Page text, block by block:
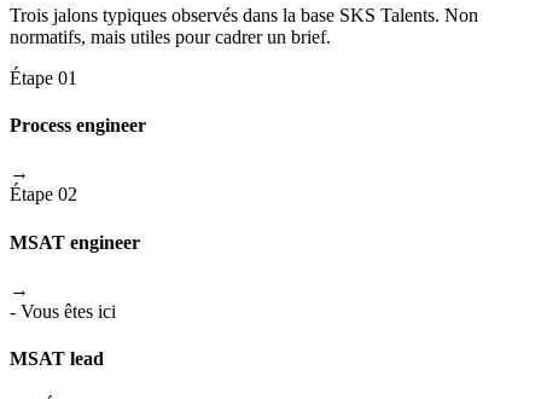
Trois jalons typiques observés dans la base SKS Talents. Non
normatifs, mais utiles pour cadrer un brief.
Étape 01
Process engineer
→
Étape 02
MSAT engineer
→
- Vous êtes ici
MSAT lead